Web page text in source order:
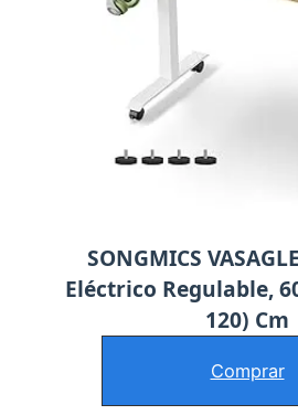
SONGMICS
Eléctrico Regulable,
120) Cm
Comprar